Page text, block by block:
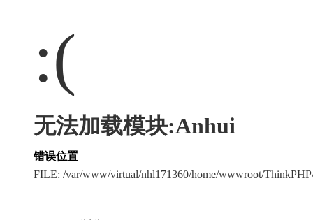
:(
无法加载模块:Anhui
错误位置
FILE: /var/www/virtual/nhl171360/home/wwwroot/